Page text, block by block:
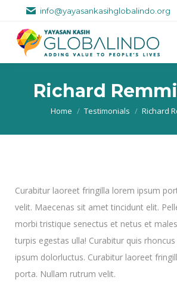
info@yayasankasihglobalindo.org
Richard
You are here:
Home Testimonials Richard
Curabitur laoreet fringilla lorem ipsum
velit. Maecenas sit amet tincidunt elit.
morbi tristique senectus et netus et
turpis egestas ulla! Curabitur quis
ipsum dolorluctus. Curabitur laoreet
porta. Nullam rutrum velit.